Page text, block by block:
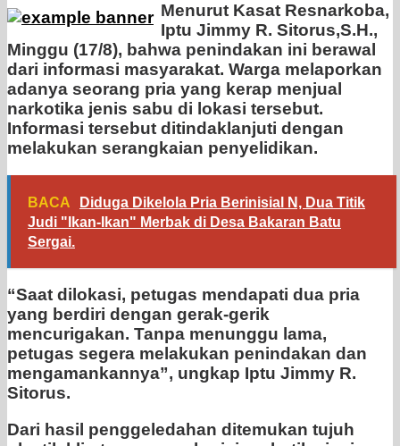
Menurut Kasat Resnarkoba,
Iptu Jimmy R. Sitorus,S.H.,
Minggu (17/8), bahwa penindakan ini berawal
dari informasi masyarakat. Warga melaporkan
adanya seorang pria yang kerap menjual
narkotika jenis sabu di lokasi tersebut.
Informasi tersebut ditindaklanjuti dengan
melakukan serangkaian penyelidikan.
BACA
Diduga Dikelola Pria Berinisial N, Dua Titik
Judi "Ikan-Ikan" Merbak di Desa Bakaran Batu
Sergai.
“Saat dilokasi, petugas mendapati dua pria
yang berdiri dengan gerak-gerik
mencurigakan. Tanpa menunggu lama,
petugas segera melakukan penindakan dan
mengamankannya”, ungkap Iptu Jimmy R.
Sitorus.
Dari hasil penggeledahan ditemukan tujuh